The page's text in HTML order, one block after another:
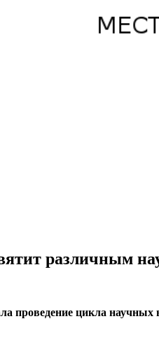
различным
проведение цикла научных